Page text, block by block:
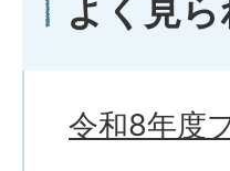
よく見
令和8年度